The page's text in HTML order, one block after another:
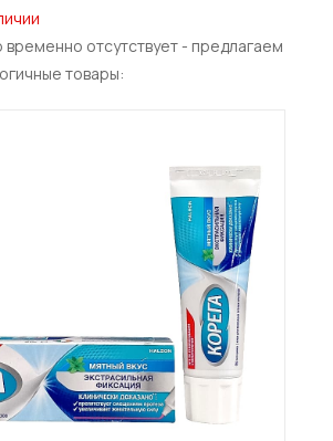
временно отсутствует - предлагаем
товары: